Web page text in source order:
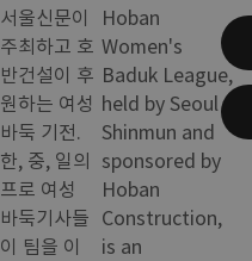
서울신문이
주최하고 호
반건설이 후
원하는 여성
바둑 기전.
한, 중, 일의
프로 여성
바둑기사들
이 팀을 이
Hoban
Women's
Baduk League,
held by Seoul
Shinmun and
sponsored by
Hoban
Construction,
is an